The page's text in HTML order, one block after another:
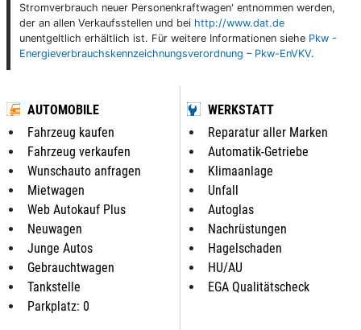
Stromverbrauch neuer Personenkraftwagen' entnommen werden,
der an allen Verkaufsstellen und bei http://www.dat.de
unentgeltlich erhältlich ist. Für weitere Informationen siehe Pkw -
Energieverbrauchskennzeichnungsverordnung – Pkw-EnVKV.
AUTOMOBILE
Fahrzeug kaufen
Fahrzeug verkaufen
Wunschauto anfragen
Mietwagen
Web Autokauf Plus
Neuwagen
Junge Autos
Gebrauchtwagen
Tankstelle
Parkplatz: 0
WERKSTATT
Reparatur aller Marken
Automatik-Getriebe
Klimaanlage
Unfall
Autoglas
Nachrüstungen
Hagelschaden
HU/AU
EGA Qualitätscheck